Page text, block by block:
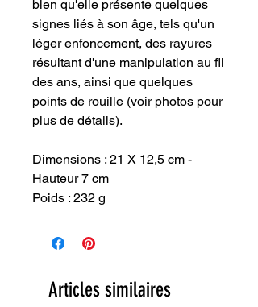
bien qu'elle présente quelques
signes liés à son âge, tels qu'un
léger enfoncement, des rayures
résultant d'une manipulation au fil
des ans, ainsi que quelques
points de rouille (voir photos pour
plus de détails).
Dimensions : 21 X 12,5 cm -
Hauteur 7 cm
Poids : 232 g
Articles similaires